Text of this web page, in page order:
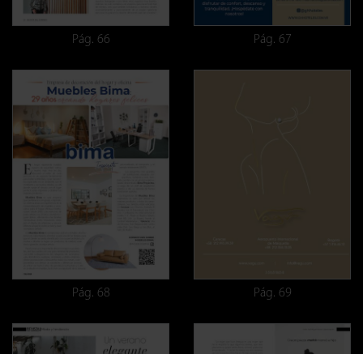
Pág. 66 Pág. 67
Pág. 68 Pág. 69